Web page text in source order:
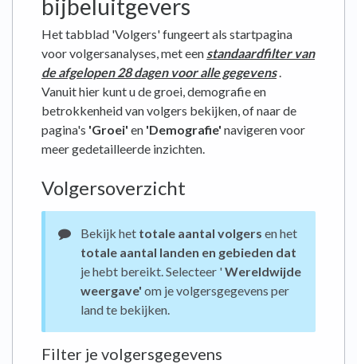
bijbeluitgevers
Het tabblad 'Volgers' fungeert als startpagina
voor volgersanalyses, met een standaardfilter van
de afgelopen 28 dagen voor alle gegevens.
Vanuit hier kunt u de groei, demografie en
betrokkenheid van volgers bekijken, of naar de
pagina's 'Groei' en 'Demografie' navigeren voor
meer gedetailleerde inzichten.
Volgersoverzicht
Bekijk het totale aantal volgers en het
totale aantal landen en gebieden dat
je hebt bereikt. Selecteer 'Wereldwijde
weergave' om je volgersgegevens per
land te bekijken.
Filter je volgersgegevens